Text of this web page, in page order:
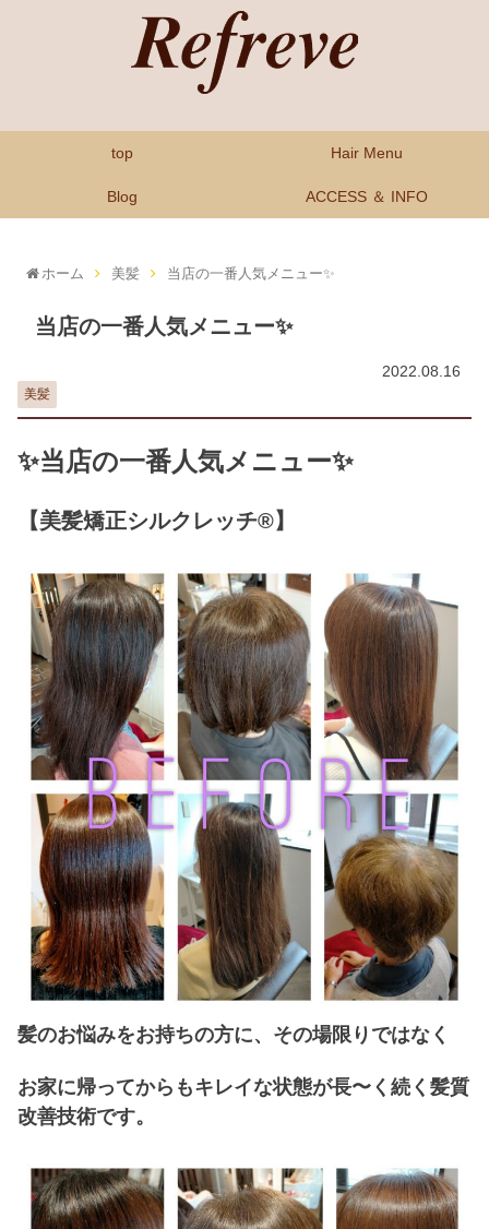
top Hair Menu
Blog ACCESS ＆ INFO
ホーム 美髪 当店の一番人気メニュー✨
当店の一番人気メニュー✨
2022.08.16
美髪
✨当店の一番人気メニュー✨
【美髪矯正シルクレッチ®】
髪のお悩みをお持ちの方に、その場限りではなく
お家に帰ってからもキレイな状態が長〜く続く髪質
改善技術です。